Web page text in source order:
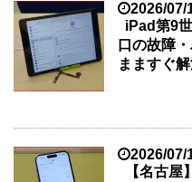
2026/07/
iPad第9
口の故障
まますぐ解
2026/07/
【名古